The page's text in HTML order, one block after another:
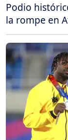
Podio
la rompe en